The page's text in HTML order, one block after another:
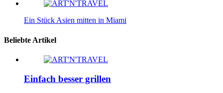
Ein Stück Asien mitten in Miami
Beliebte Artikel
Einfach besser grillen